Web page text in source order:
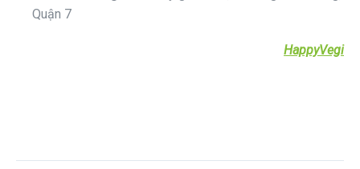
Quận 7
HappyVegi